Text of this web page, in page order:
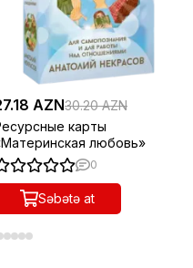
AZN30.20 AZN
карты
любовь»
0
Səbətə at